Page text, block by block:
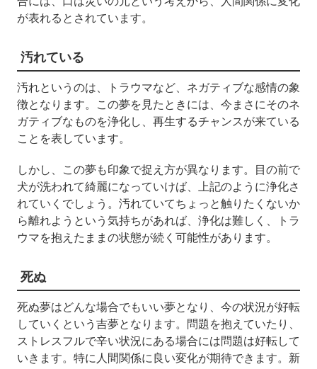
が表れるとされています。
汚れている
汚れというのは、トラウマなど、ネガティブな感情の象
徴となります。この夢を見たときには、今まさにそのネ
ガティブなものを浄化し、再生するチャンスが来ている
ことを表しています。
しかし、この夢も印象で捉え方が異なります。目の前で
犬が洗われて綺麗になっていけば、上記のように浄化さ
れていくでしょう。汚れていてちょっと触りたくないか
ら離れようという気持ちがあれば、浄化は難しく、トラ
ウマを抱えたままの状態が続く可能性があります。
死ぬ
死ぬ夢はどんな場合でもいい夢となり、今の状況が好転
していくという吉夢となります。問題を抱えていたり、
ストレスフルで辛い状況にある場合には問題は好転して
いきます。特に人間関係に良い変化が期待できます。新